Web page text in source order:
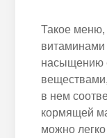
Такое меню,
витаминами
насыщению
в нем
кормящей
можно